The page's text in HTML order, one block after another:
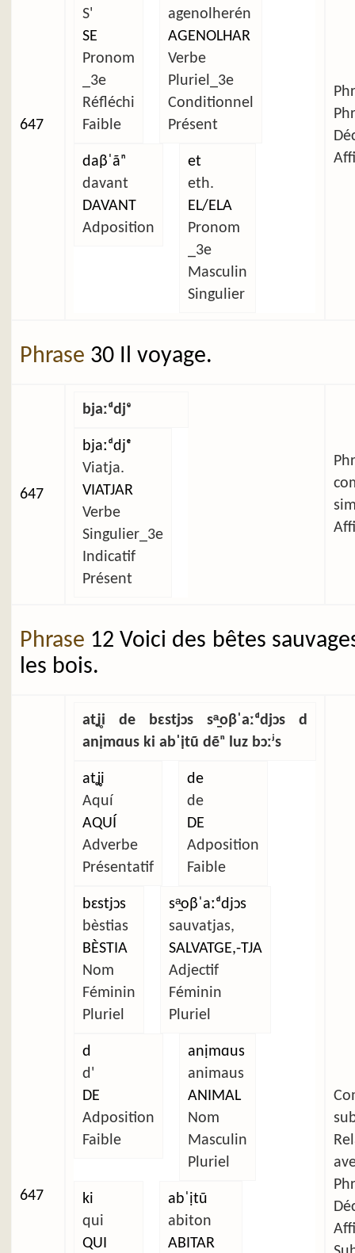
647
S'
SE
Pronom
_3e
Réfléchi
Faible
agenolherén
AGENOLHAR
Verbe
Pluriel_3e
Conditionnel
Présent
daβˈãⁿ
davant
DAVANT
Adposition
et
eth.
EL/ELA
Pronom
_3e
Masculin
Singulier
Phrase 30 Il voyage.
647
bjaːᵈdjᵉ
bjaːᵈdjᵉ
Viatja.
VIATJAR
Verbe
Singulier_3e
Indicatif
Présent
Phrase 12 Voici des bêtes
les bois.
647
atʝ̥i de bɛstjɔs sᵃ̱oβˈaːᵈdjɔs d
anịmɑus ki abˈịtũ dẽⁿ luz bɔːʲs
atʝ̥i
Aquí
AQUÍ
Adverbe
Présentatif
de
de
DE
Adposition
Faible
bɛstjɔs
bèstias
BÈSTIA
Nom
Féminin
Pluriel
sᵃ̱oβˈaːᵈdjɔs
sauvatjas,
SALVATGE,-TJA
Adjectif
Féminin
Pluriel
d
d'
DE
Adposition
Faible
anịmɑus
animaus
ANIMAL
Nom
Masculin
Pluriel
ki
qui
QUI
abˈịtũ
abiton
ABITAR